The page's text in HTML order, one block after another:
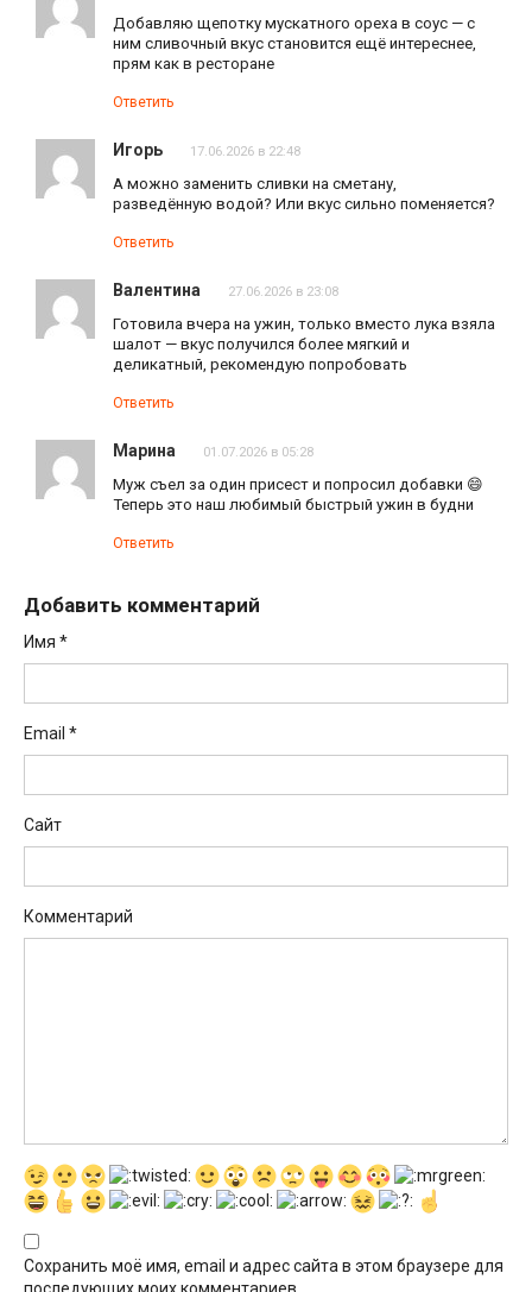
Добавляю щепотку мускатного ореха в соус — с
ним сливочный вкус становится ещё интереснее,
прям как в ресторане
Ответить
Игорь 17.06.2026 в 22:48
А можно заменить сливки на сметану,
разведённую водой? Или вкус сильно поменяется?
Ответить
Валентина 27.06.2026 в 23:08
Готовила вчера на ужин, только вместо лука взяла
шалот — вкус получился более мягкий и
деликатный, рекомендую попробовать
Ответить
Марина 01.07.2026 в 05:28
Муж съел за один присест и попросил добавки 😄
Теперь это наш любимый быстрый ужин в будни
Ответить
Добавить комментарий
Имя *
Email *
Сайт
Комментарий
Сохранить моё имя, email и адрес сайта в этом браузере для
последующих моих комментариев.